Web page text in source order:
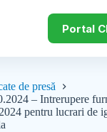
Portal
de presă
– Intrerupere
pentru lucrari de